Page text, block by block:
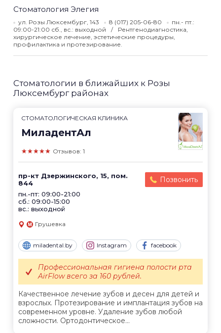
Стоматология Элегия
ул. Розы Люксембург, 143 8 (017) 205-06-80
пн.- пт.:
09:00-21:00 сб., вс.: выходной
Рентгенодиагностика,
хирургическое лечение, эстетические процедуры,
профилактика и протезирование.
Стоматологии в ближайших к Розы
Люксембург районах
СТОМАТОЛОГИЧЕСКАЯ КЛИНИКА
МиладентАл
★★★★★ Отзывов: 1
пр-кт Дзержинского, 15, пом.
844
пн.-пт: 09:00-21:00
сб.: 09:00-15:00
вс.: выходной
Позвонить
Грушевка
miladental.by Instagram facebook
Качественное лечение зубов и десен для детей и
взрослых. Протезирование и имплантация зубов на
современном уровне. Удаление зубов любой
сложности. Ортодонтическое...
Профессиональная гигиена полости рта
AirFlow всего за 160 рублей.